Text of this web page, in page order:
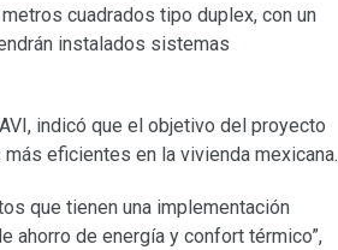
cuadrados tipo duplex, con un
instalados sistemas
indicó que el objetivo del proyecto
eficientes en la vivienda mexicana.
que tienen una implementación
ahorro de energía y confort térmico”,